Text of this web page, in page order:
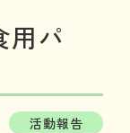
用パ
活動報告